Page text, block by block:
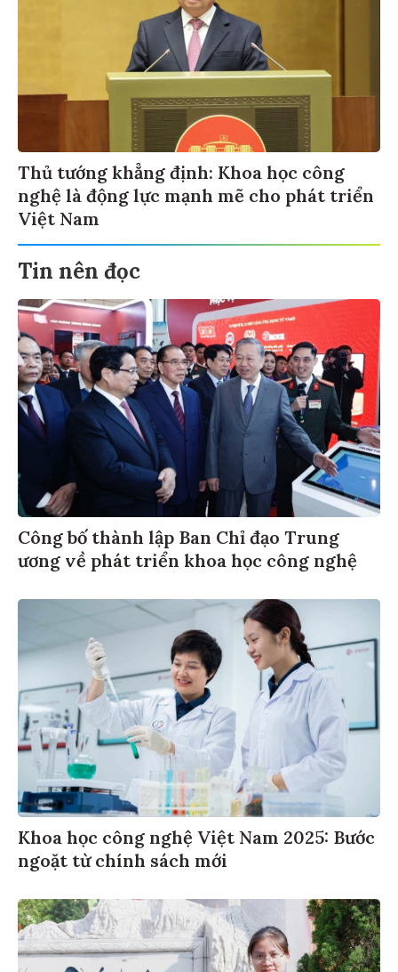
Thủ tướng khẳng định: Khoa học công
nghệ là động lực mạnh mẽ cho phát triển
Việt Nam
Tin nên đọc
Công bố thành lập Ban Chỉ đạo Trung
ương về phát triển khoa học công nghệ
Khoa học công nghệ Việt Nam 2025: Bước
ngoặt từ chính sách mới